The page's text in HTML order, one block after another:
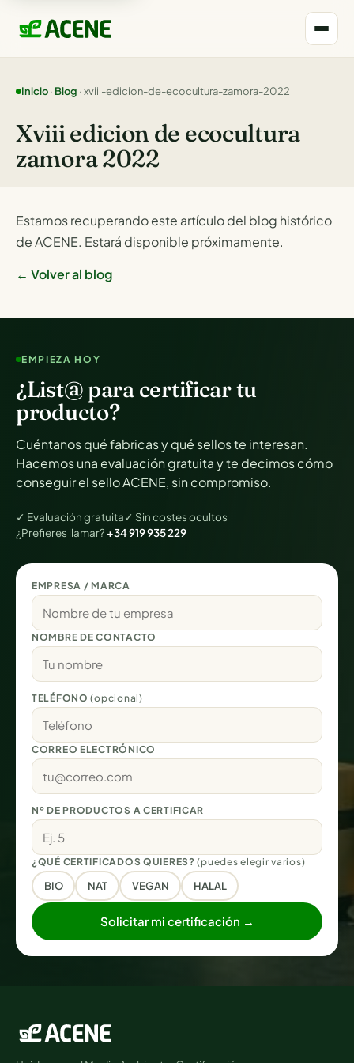
Inicio· Blog · xviii-edicion-de-ecocultura-zamora-2022
Xviii edicion de ecocultura
zamora 2022
Estamos recuperando este artículo del blog histórico
de ACENE. Estará disponible próximamente.
← Volver al blog
EMPIEZA HOY
¿List@ para certificar tu
producto?
Cuéntanos qué fabricas y qué sellos te interesan.
Hacemos una evaluación gratuita y te decimos cómo
conseguir el sello ACENE, sin compromiso.
✓ Evaluación gratuita✓ Sin costes ocultos
¿Prefieres llamar? +34 919 935 229
EMPRESA / MARCA
NOMBRE DE CONTACTO
TELÉFONO(opcional)
CORREO ELECTRÓNICO
Nº DE PRODUCTOS A CERTIFICAR
¿QUÉ CERTIFICADOS QUIERES?(puedes elegir varios)
BIO NAT VEGAN HALAL
Solicitar mi certificación →